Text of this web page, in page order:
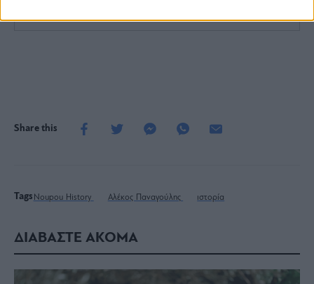
Share this
Tags Noupou History Αλέκος Παναγούλης ιστορία
ΔΙΑΒΑΣΤΕ ΑΚΟΜΑ